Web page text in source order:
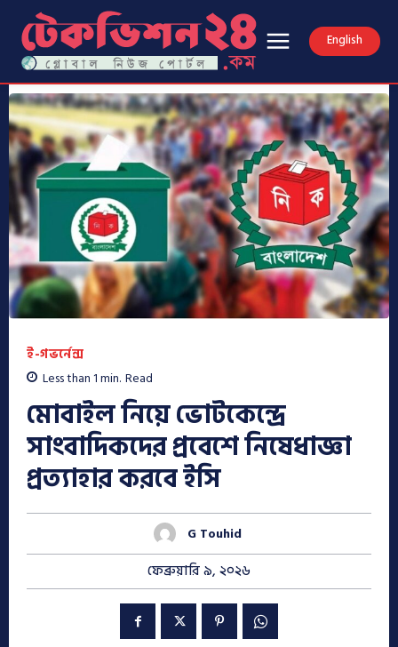
English
ই-গভর্নেন্স
Less than 1min. Read
মোবাইল নিয়ে ভোটকেন্দ্রে
সাংবাদিকদের প্রবেশে নিষেধাজ্ঞা
প্রত্যাহার করবে ইসি
G Touhid
ফেব্রুয়ারি ৯, ২০২৬